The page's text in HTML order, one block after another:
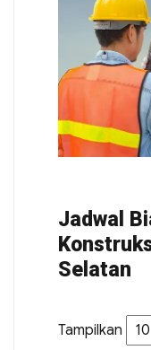
Jadwal
Selatan
Tampilkan